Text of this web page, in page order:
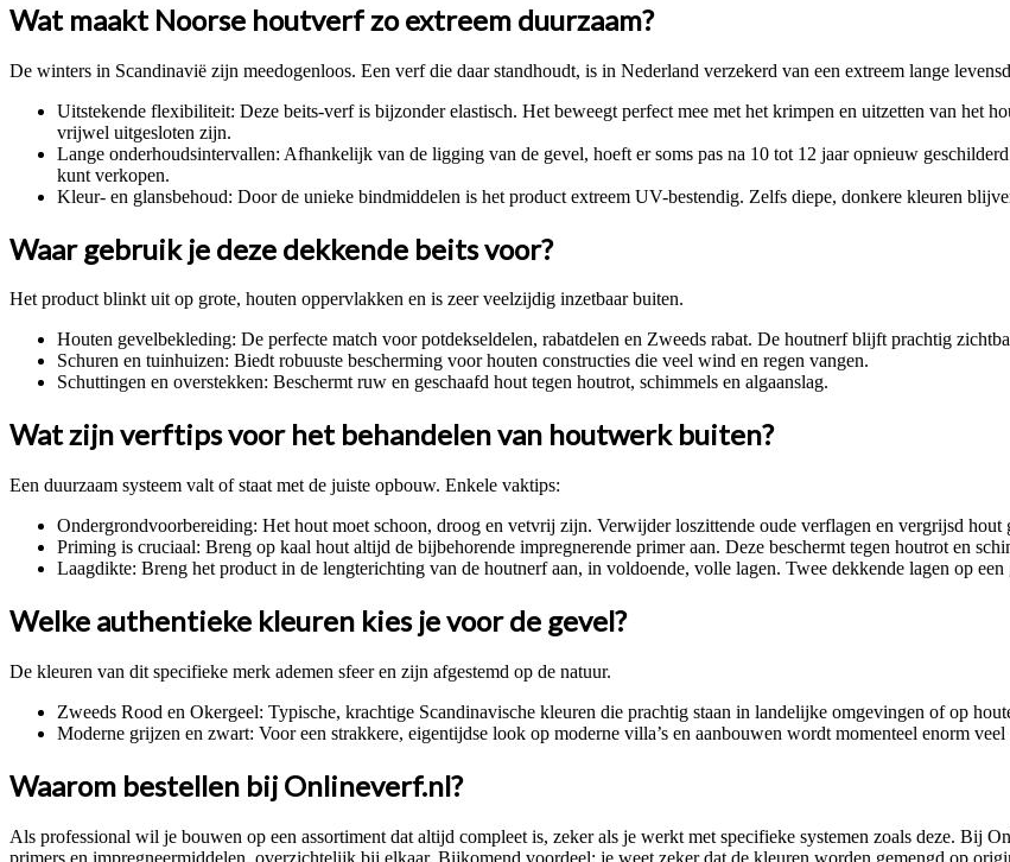
Wat maakt Noorse houtverf zo extreem duurzaam?
De winters in Scandinavië zijn meedogenloos. Een verf die daar standhoudt, is in Nederland verzekerd van een extreem lange
Uitstekende flexibiliteit: Deze beits-verf is bijzonder elastisch. Het beweegt perfect mee met het krimpen en uitzetten van het
vrijwel uitgesloten zijn.
Lange onderhoudsintervallen: Afhankelijk van de ligging van de gevel, hoeft er soms pas na 10 tot 12 jaar opnieuw
kunt verkopen.
Kleur- en glansbehoud: Door de unieke bindmiddelen is het product extreem UV-bestendig. Zelfs diepe, donkere kleuren
Waar gebruik je deze dekkende beits voor?
Het product blinkt uit op grote, houten oppervlakken en is zeer veelzijdig inzetbaar buiten.
Houten gevelbekleding: De perfecte match voor potdekseldelen, rabatdelen en Zweeds rabat. De houtnerf blijft prachtig
Schuren en tuinhuizen: Biedt robuuste bescherming voor houten constructies die veel wind en regen vangen.
Schuttingen en overstekken: Beschermt ruw en geschaafd hout tegen houtrot, schimmels en algaanslag.
Wat zijn verftips voor het behandelen van houtwerk buiten?
Een duurzaam systeem valt of staat met de juiste opbouw. Enkele vaktips:
Ondergrondvoorbereiding: Het hout moet schoon, droog en vetvrij zijn. Verwijder loszittende oude verflagen en vergrijsd
Priming is cruciaal: Breng op kaal hout altijd de bijbehorende impregnerende primer aan. Deze beschermt tegen houtrot en
Laagdikte: Breng het product in de lengterichting van de houtnerf aan, in voldoende, volle lagen. Twee dekkende lagen op een
Welke authentieke kleuren kies je voor de gevel?
De kleuren van dit specifieke merk ademen sfeer en zijn afgestemd op de natuur.
Zweeds Rood en Okergeel: Typische, krachtige Scandinavische kleuren die prachtig staan in landelijke omgevingen of op
Moderne grijzen en zwart: Voor een strakkere, eigentijdse look op moderne villa’s en aanbouwen wordt momenteel enorm
Waarom bestellen bij Onlineverf.nl?
Als professional wil je bouwen op een assortiment dat altijd compleet is, zeker als je werkt met specifieke systemen zoals deze. Bij
primers en impregneermiddelen, overzichtelijk bij elkaar. Bijkomend voordeel: je weet zeker dat de kleuren worden gemengd op